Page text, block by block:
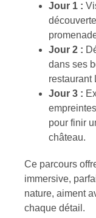
Jour 1 :
Jour 2 :
dans ses
restaurant
Jour 3 :
pour finir
château.
Ce parcours
immersive,
nature, aiment
chaque détail.